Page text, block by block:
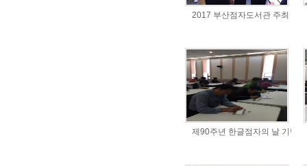
2017 부산점자도서관 주최 전
제90주년 한글점자의 날 기념